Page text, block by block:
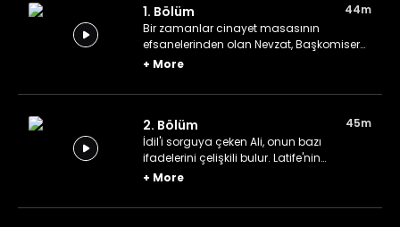
1. Bölüm
44m
Bir zamanlar cinayet masasının
efsanelerinden olan Nevzat, Başkomiser
Ali tarafından gecenin bir vakti dövesiye
yanlarına alıp eski günleri yâd eden üçlü,
alır.
+ More
2. Bölüm
45m
İdil'i sorguya çeken Ali, onun bazı
ifadelerini çelişkili bulur. Latife'nin
otopsisini yapan Yasemin, Nevzat'ı ziyaret
paylaşır. Ali, Fikret ve Nevzat ilk cinayet
+ More